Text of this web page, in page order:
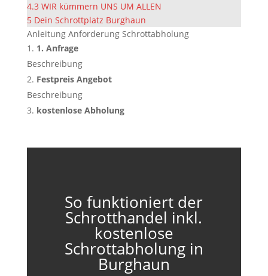
4.3 WIR kümmern UNS UM ALLEN
5 Dein Schrottplatz Burghaun
Anleitung Anforderung Schrottabholung
1. Anfrage
Beschreibung
Festpreis Angebot
Beschreibung
kostenlose Abholung
So funktioniert der
Schrotthandel inkl.
kostenlose
Schrottabholung in
Burghaun